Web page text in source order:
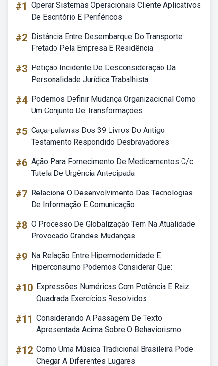
#1 Operar Sistemas Operacionais Cliente Aplicativos
De Escritório E Periféricos
#2 Distância Entre Desembarque Do Transporte
Fretado Pela Empresa E Residência
#3 Petição Incidente De Desconsideração Da
Personalidade Jurídica Trabalhista
#4 Podemos Definir Mudança Organizacional Como
Um Conjunto De Transformações
#5 Caça-palavras Dos 39 Livros Do Antigo
Testamento Respondido Desbravadores
#6 Ação Para Fornecimento De Medicamentos C/c
Tutela De Urgência Antecipada
#7 Relacione O Desenvolvimento Das Tecnologias
De Informação E Comunicação
#8 O Processo De Globalização Tem Na Atualidade
Provocado Grandes Mudanças
#9 Na Relação Entre Hipermodernidade E
Hiperconsumo Podemos Considerar Que:
#10 Expressões Numéricas Com Potência E Raiz
Quadrada Exercícios Resolvidos
#11 Considerando A Passagem De Texto
Apresentada Acima Sobre O Behaviorismo
#12 Como Uma Música Tradicional Brasileira Pode
Chegar A Diferentes Lugares